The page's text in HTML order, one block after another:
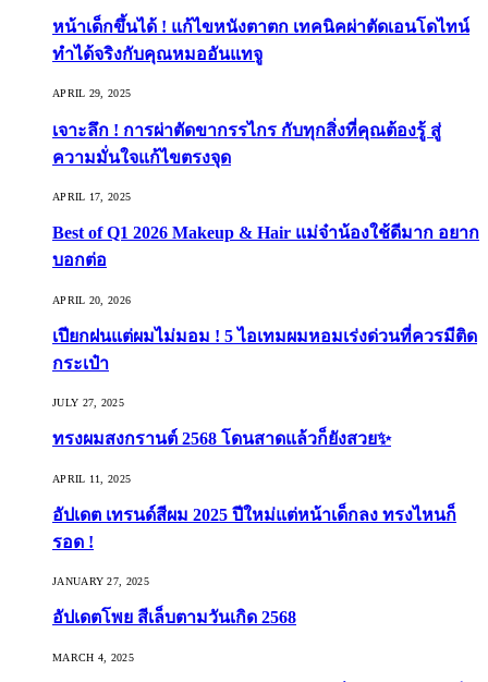
หน้าเด็กขึ้นได้ ! แก้ไขหนังตาตก เทคนิคผ่าตัดเอนโดไทน์
ทำได้จริงกับคุณหมออันแทจู
APRIL 29, 2025
เจาะลึก ! การผ่าตัดขากรรไกร กับทุกสิ่งที่คุณต้องรู้ สู่
ความมั่นใจแก้ไขตรงจุด
APRIL 17, 2025
Best of Q1 2026 Makeup & Hair แม่จ๋าน้องใช้ดีมาก อยาก
บอกต่อ
APRIL 20, 2026
เปียกฝนแต่ผมไม่มอม ! 5 ไอเทมผมหอมเร่งด่วนที่ควรมีติด
กระเป๋า
JULY 27, 2025
ทรงผมสงกรานต์ 2568 โดนสาดแล้วก็ยังสวย✨
APRIL 11, 2025
อัปเดต เทรนด์สีผม 2025 ปีใหม่แต่หน้าเด็กลง ทรงไหนก็
รอด !
JANUARY 27, 2025
อัปเดตโพย สีเล็บตามวันเกิด 2568
MARCH 4, 2025